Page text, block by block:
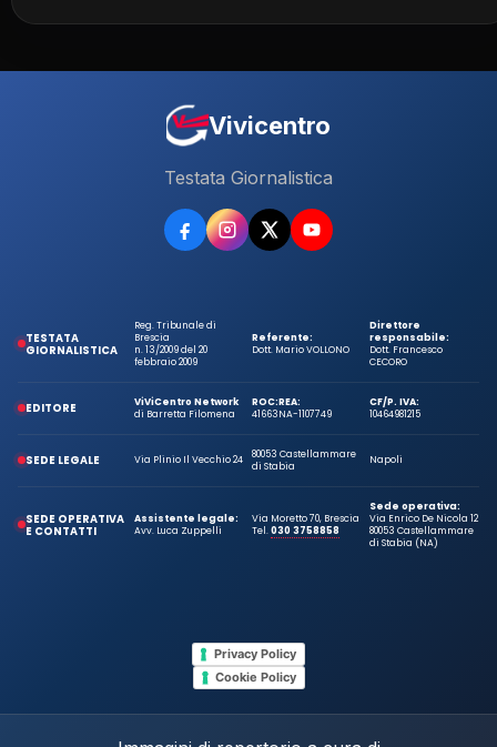
Vivicentro
Testata Giornalistica
TESTATA
GIORNALISTICA
Reg. Tribunale di
Brescia
n. 13/2009 del 20
febbraio 2009
Referente:
Dott. Mario VOLLONO
Direttore
responsabile:
Dott. Francesco
CECORO
EDITORE
ViViCentro Network
di Barretta Filomena
ROC:
41663
REA:
NA-1107749
CF/P. IVA:
10464981215
SEDE LEGALE Via Plinio Il Vecchio 24
80053 Castellammare
di Stabia
Napoli
SEDE OPERATIVA
E CONTATTI
Assistente legale:
Avv. Luca Zuppelli
Via Moretto 70, Brescia
Tel.030 3758858
Sede operativa:
Via Enrico De Nicola 12
80053 Castellammare
di Stabia (NA)
Privacy Policy
Cookie Policy